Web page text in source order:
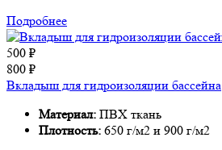
Подробнее
500 ₽
800 ₽
Вкладыш для гидроизоляции бассейна
Материал: ПВХ ткань
Плотность: 650 г/м2 и 900 г/м2